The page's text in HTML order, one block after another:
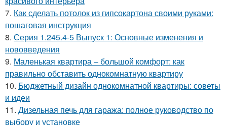
7. Как сделать потолок из гипсокартона своими руками:
пошаговая инструкция
8. Серия 1.245.4-5 Выпуск 1: Основные изменения и
нововведения
9. Маленькая квартира – большой комфорт: как
правильно обставить однокомнатную квартиру
10. Бюджетный дизайн однокомнатной квартиры: советы
и идеи
11. Дизельная печь для гаража: полное руководство по
выбору и установке